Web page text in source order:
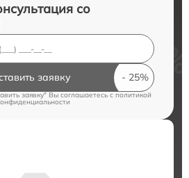
со
заявку
заявку" Вы соглашаетесь cполитикой